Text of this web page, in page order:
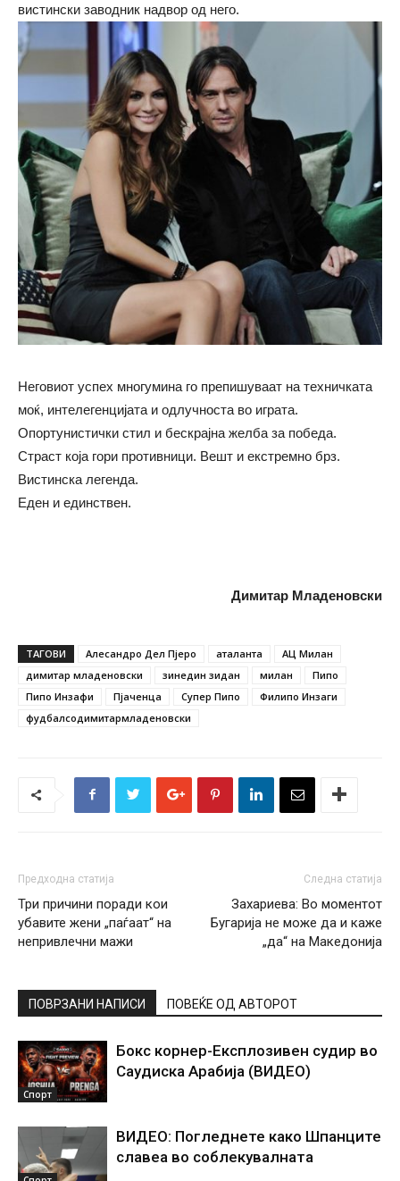
вистински заводник надвор од него.
Неговиот успех многумина го препишуваат на техничката
моќ, интелегенцијата и одлучноста во играта.
Опортунистички стил и бескрајна желба за победа.
Страст која гори противници. Вешт и екстремно брз.
Вистинска легенда.
Еден и единствен.
Димитар Младеновски
ТАГОВИ Алесандро Дел Пјеро аталанта
АЦ Милан
димитар младеновски
зинедин зидан милан
Пипо
Пипо Инзафи
Пјаченца Супер Пипо
Филипо Инзаги
фудбалсодимитармладеновски
Предходна статија
Три причини поради кои
убавите жени „паѓаат“ на
непривлечни мажи
Следна статија
Захариева: Во моментот
Бугарија не може да и каже
„да“ на Македонија
ПОВРЗАНИ НАПИСИ ПОВЕЌЕ ОД АВТОРОТ
Спорт
Бокс корнер-Експлозивен судир во
Саудиска Арабија (ВИДЕО)
ВИДЕО: Погледнете како Шпанците
славеа во соблекувалната